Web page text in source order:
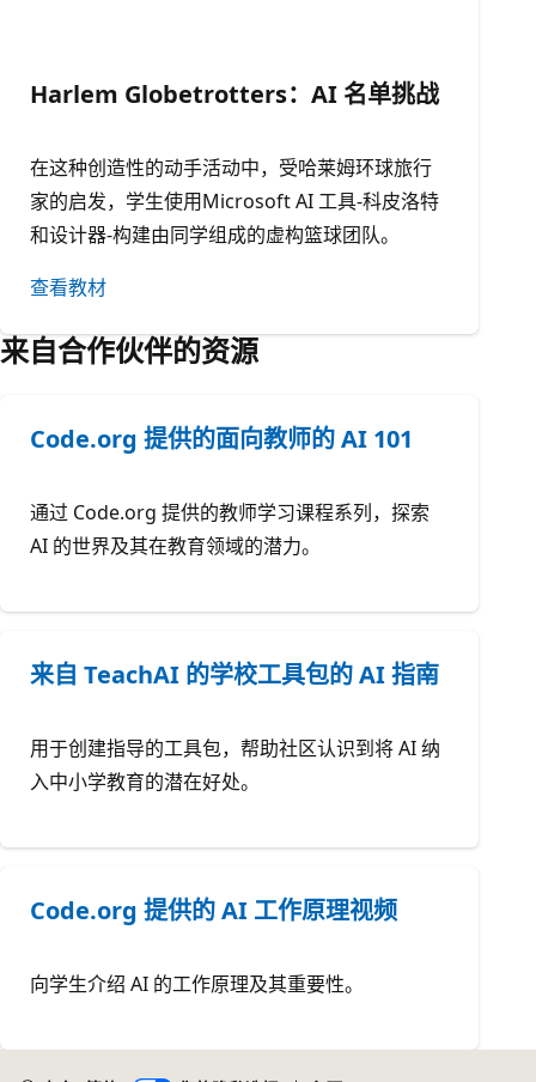
Harlem Globetrotters：AI 名单挑战
在这种创造性的动手活动中，受哈莱姆环球旅行
家的启发，学生使用Microsoft AI 工具-科皮洛特
和设计器-构建由同学组成的虚构篮球团队。
查看教材
来自合作伙伴的资源
Code.org 提供的面向教师的 AI 101
通过 Code.org 提供的教师学习课程系列，探索
AI 的世界及其在教育领域的潜力。
来自 TeachAI 的学校工具包的 AI 指南
用于创建指导的工具包，帮助社区认识到将 AI 纳
入中小学教育的潜在好处。
Code.org 提供的 AI 工作原理视频
向学生介绍 AI 的工作原理及其重要性。